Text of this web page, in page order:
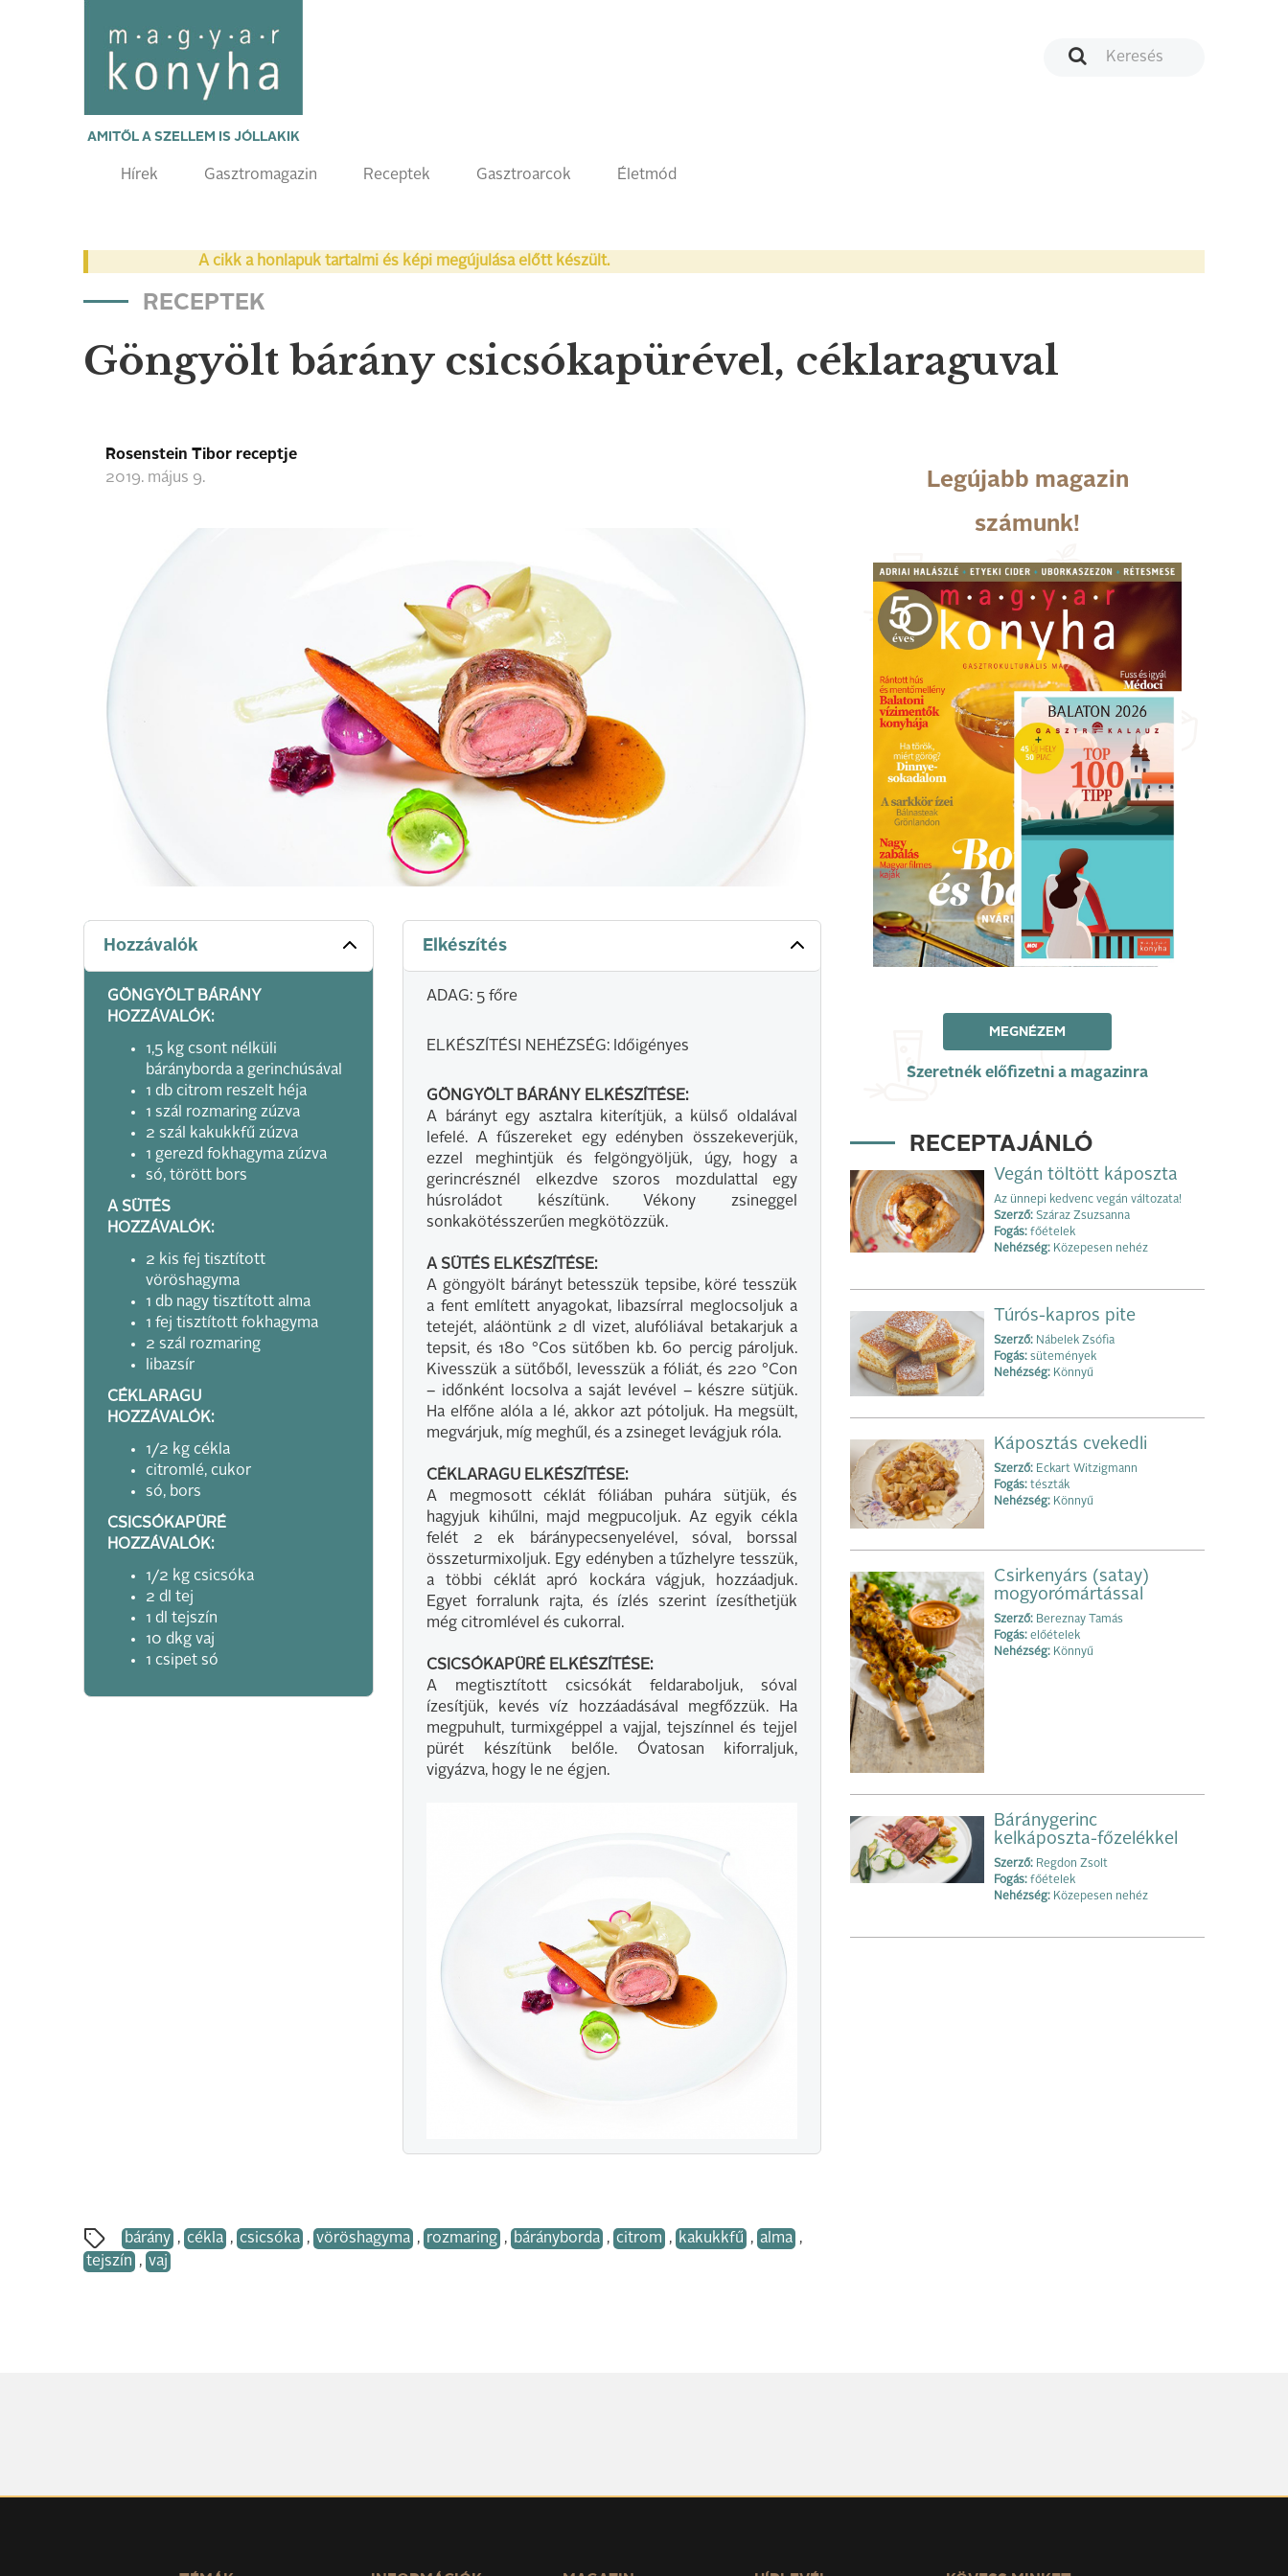
AMITŐL A SZELLEM IS JÓLLAKIK
Hírek Gasztromagazin Receptek Gasztroarcok Életmód
A cikk a honlapuk tartalmi és képi megújulása előtt készült.
RECEPTEK
Göngyölt bárány csicsókapürével, céklaraguval
Rosenstein Tibor receptje
2019. május 9.
Hozzávalók
GÖNGYÖLT BÁRÁNY
HOZZÁVALÓK:
1,5 kg csont nélküli
bárányborda a gerinchúsával
1 db citrom reszelt héja
1 szál rozmaring zúzva
2 szál kakukkfű zúzva
1 gerezd fokhagyma zúzva
só, törött bors
A SÜTÉS
HOZZÁVALÓK:
2 kis fej tisztított
vöröshagyma
1 db nagy tisztított alma
1 fej tisztított fokhagyma
2 szál rozmaring
libazsír
CÉKLARAGU
HOZZÁVALÓK:
1/2 kg cékla
citromlé, cukor
só, bors
CSICSÓKAPÜRÉ
HOZZÁVALÓK:
1/2 kg csicsóka
2 dl tej
1 dl tejszín
10 dkg vaj
1 csipet só
Elkészítés
ADAG: 5 főre
ELKÉSZÍTÉSI NEHÉZSÉG: Időigényes
GÖNGYÖLT BÁRÁNY ELKÉSZÍTÉSE:
A bárányt egy asztalra kiterítjük, a külső oldalával
lefelé. A fűszereket egy edényben összekeverjük,
ezzel meghintjük és felgöngyöljük, úgy, hogy a
gerincrésznél elkezdve szoros mozdulattal egy
húsroládot készítünk. Vékony zsineggel
sonkakötésszerűen megkötözzük.
A SÜTÉS ELKÉSZÍTÉSE:
A göngyölt bárányt betesszük tepsibe, köré tesszük
a fent említett anyagokat, libazsírral meglocsoljuk a
tetejét, aláöntünk 2 dl vizet, alufóliával betakarjuk a
tepsit, és 180 °Cos sütőben kb. 60 percig pároljuk.
Kivesszük a sütőből, levesszük a fóliát, és 220 °Con
– időnként locsolva a saját levével – készre sütjük.
Ha elfőne alóla a lé, akkor azt pótoljuk. Ha megsült,
megvárjuk, míg meghűl, és a zsineget levágjuk róla.
CÉKLARAGU ELKÉSZÍTÉSE:
A megmosott céklát fóliában puhára sütjük, és
hagyjuk kihűlni, majd megpucoljuk. Az egyik cékla
felét 2 ek báránypecsenyelével, sóval, borssal
összeturmixoljuk. Egy edényben a tűzhelyre tesszük,
a többi céklát apró kockára vágjuk, hozzáadjuk.
Egyet forralunk rajta, és ízlés szerint ízesíthetjük
még citromlével és cukorral.
CSICSÓKAPÜRÉ ELKÉSZÍTÉSE:
A megtisztított csicsókát feldaraboljuk, sóval
ízesítjük, kevés víz hozzáadásával megfőzzük. Ha
megpuhult, turmixgéppel a vajjal, tejszínnel és tejjel
pürét készítünk belőle. Óvatosan kiforraljuk,
vigyázva, hogy le ne égjen.
bárány , cékla , csicsóka , vöröshagyma , rozmaring , bárányborda , citrom , kakukkfű , alma ,
tejszín , vaj
Legújabb magazin
számunk!
MEGNÉZEM
Szeretnék előfizetni a magazinra
RECEPTAJÁNLÓ
Vegán töltött káposzta
Az ünnepi kedvenc vegán változata!
Szerző: Száraz Zsuzsanna
Fogás: főételek
Nehézség: Közepesen nehéz
Túrós-kapros pite
Szerző: Nábelek Zsófia
Fogás: sütemények
Nehézség: Könnyű
Káposztás cvekedli
Szerző: Eckart Witzigmann
Fogás: tészták
Nehézség: Könnyű
Csirkenyárs (satay)
mogyorómártással
Szerző: Bereznay Tamás
Fogás: előételek
Nehézség: Könnyű
Báránygerinc
kelkáposzta-főzelékkel
Szerző: Regdon Zsolt
Fogás: főételek
Nehézség: Közepesen nehéz